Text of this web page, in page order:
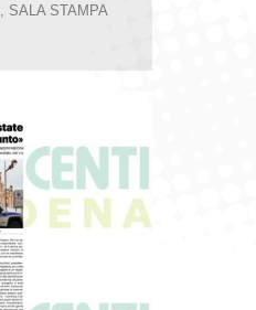
SALA STAMPA